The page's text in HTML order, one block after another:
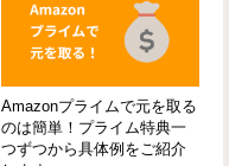
Amazonプライムで元を取る
のは簡単！プライム特典一
つずつから具体例をご紹介